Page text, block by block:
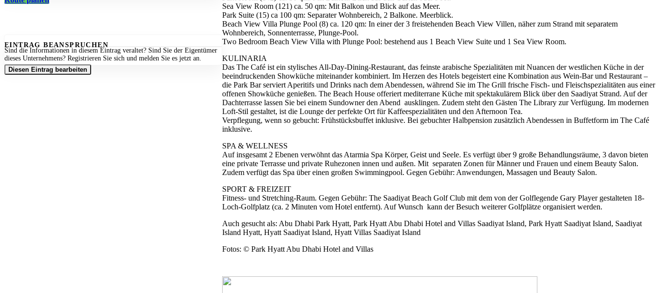
EINTRAG BEANSPRUCHEN
Sind die Informationen in diesem Eintrag veraltet? Sind Sie der Eigentümer
dieses Unternehmens? Registrieren Sie sich und melden Sie es jetzt an.
Diesen Eintrag bearbeiten
Sea View Room (121) ca. 50 qm: Mit Balkon und Blick auf das Meer.
Park Suite (15) ca 100 qm: Separater Wohnbereich, 2 Balkone. Meerblick.
Beach View Villa Plunge Pool (8) ca. 120 qm: In einer der 3 freistehenden Beach View Villen, näher zum Strand mit separatem
Wohnbereich, Sonnenterrasse, Plunge-Pool.
Two Bedroom Beach View Villa with Plunge Pool: bestehend aus 1 Beach View Suite und 1 Sea View Room.
KULINARIA
Das The Café ist ein stylisches All-Day-Dining-Restaurant, das feinste arabische Spezialitäten mit Nuancen der westlichen Küche in der
beeindruckenden Showküche miteinander kombiniert. Im Herzen des Hotels begeistert eine Kombination aus Wein-Bar und Restaurant –
die Park Bar serviert Aperitifs und Drinks nach dem Abendessen, während Sie im The Grill frische Fisch- und Fleischspezialitäten aus einer
offenen Showküche genießen. The Beach House offeriert mediterrane Küche mit spektakulärem Blick über den Saadiyat Strand. Auf der
Dachterrasse lassen Sie bei einem Sundowner den Abend ausklingen. Zudem steht den Gästen The Library zur Verfügung. Im modernen
Loft-Stil gestaltet, ist die Lounge der perfekte Ort für Kaffeespezialitäten und den Afternoon Tea.
Verpflegung, wenn so gebucht: Frühstücksbuffet inklusive. Bei gebuchter Halbpension zusätzlich Abendessen in Buffetform im The Café
inklusive.
SPA & WELLNESS
Auf insgesamt 2 Ebenen verwöhnt das Atarmia Spa Körper, Geist und Seele. Es verfügt über 9 große Behandlungsräume, 3 davon bieten
eine private Terrasse und private Ruhezonen innen und außen. Mit separaten Zonen für Männer und Frauen und einem Beauty Salon.
Zudem verfügt das Spa über einen großen Swimmingpool. Gegen Gebühr: Anwendungen, Massagen und Beauty Salon.
SPORT & FREIZEIT
Fitness- und Stretching-Raum. Gegen Gebühr: The Saadiyat Beach Golf Club mit dem von der Golflegende Gary Player gestalteten 18-
Loch-Golfplatz (ca. 2 Minuten vom Hotel entfernt). Auf Wunsch kann der Besuch weiterer Golfplätze organisiert werden.
Auch gesucht als: Abu Dhabi Park Hyatt, Park Hyatt Abu Dhabi Hotel and Villas Saadiyat Island, Park Hyatt Saadiyat Island, Saadiyat
Island Hyatt, Hyatt Saadiyat Island, Hyatt Villas Saadiyat Island
Fotos: © Park Hyatt Abu Dhabi Hotel and Villas